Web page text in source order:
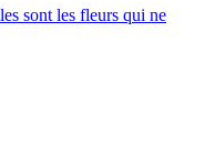
sont les fleurs qui ne